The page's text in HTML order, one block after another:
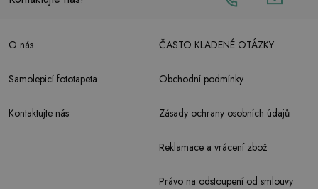
O nás
Samolepicí fototapeta
Kontaktujte nás
ČASTO KLADENÉ OTÁZKY
Obchodní podmínky
Zásady ochrany osobních údajů
Reklamace a vrácení zbož
Právo na odstoupení od smlouvy